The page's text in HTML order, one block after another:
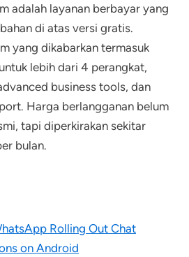
adalah layanan berbayar yang
di atas versi gratis.
yang dikabarkan termasuk
lebih dari 4 perangkat,
business tools, dan
Harga berlangganan belum
tapi diperkirakan sekitar
bulan.
Rolling Out Chat
on Android